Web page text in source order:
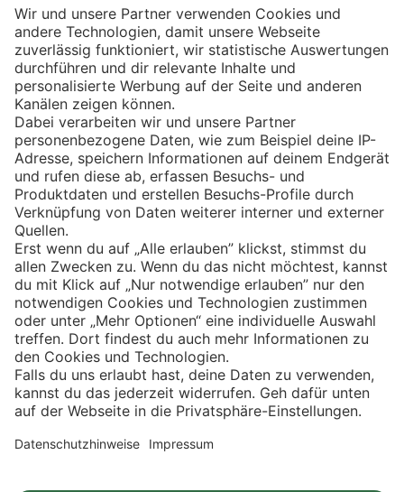
Eishockey
Impressum
Privatsphäre-Einstellungen